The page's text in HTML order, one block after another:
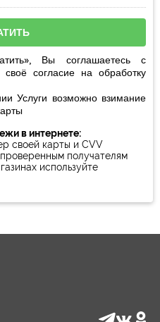
Вы соглашаетесь с
своё согласиена обработку
Услуги возможно взимание
в интернете:
своей карты и CVV
получателям
используйте